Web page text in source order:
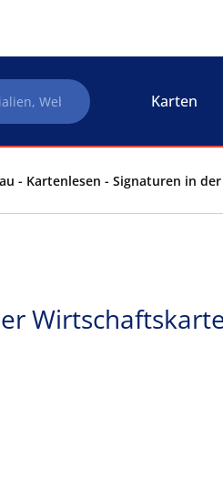
Karten
- Kartenlesen - Signaturen in